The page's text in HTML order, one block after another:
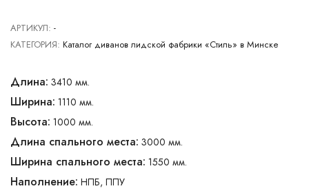
АРТИКУЛ: -
КАТЕГОРИЯ: Каталог диванов лидской фабрики «Стиль» в Минске
Длина: 3410 мм.
Ширина: 1110 мм.
Высота: 1000 мм.
Длина спального места: 3000 мм.
Ширина спального места: 1550 мм.
Наполнение: НПБ, ППУ